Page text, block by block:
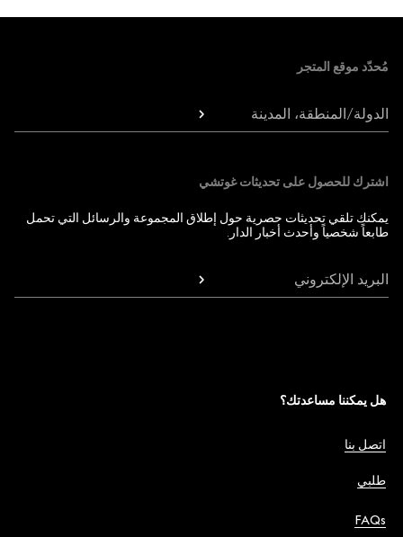
مُحدّد موقع المتجر
الدولة/المنطقة، المدينة
اشترك للحصول على تحديثات غوتشي
يمكنك تلقي تحديثات حصرية حول إطلاق المجموعة والرسائل التي تحمل
طابعاً شخصياً وأحدث أخبار الدار.
البريد الإلكتروني
هل يمكننا مساعدتك؟
اتصل بنا
طلبي
FAQs